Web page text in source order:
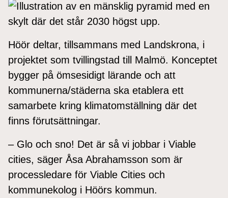
Höör deltar, tillsammans med Landskrona, i
projektet som tvillingstad till Malmö. Konceptet
bygger på ömsesidigt lärande och att
kommunerna/städerna ska etablera ett
samarbete kring klimatomställning där det
finns förutsättningar.
– Glo och sno! Det är så vi jobbar i Viable
cities, säger Åsa Abrahamsson som är
processledare för Viable Cities och
kommunekolog i Höörs kommun.